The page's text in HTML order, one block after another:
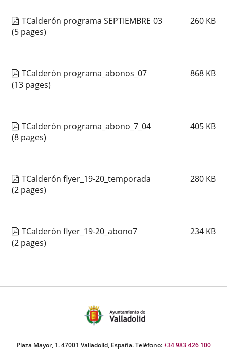
TCalderón programa SEPTIEMBRE 03 260 KB
(5 pages)
TCalderón programa_abonos_07 868 KB
(13 pages)
TCalderón programa_abono_7_04 405 KB
(8 pages)
TCalderón flyer_19-20_temporada 280 KB
(2 pages)
TCalderón flyer_19-20_abono7 234 KB
(2 pages)
Plaza Mayor, 1. 47001 Valladolid, España. Teléfono:+34 983 426 100